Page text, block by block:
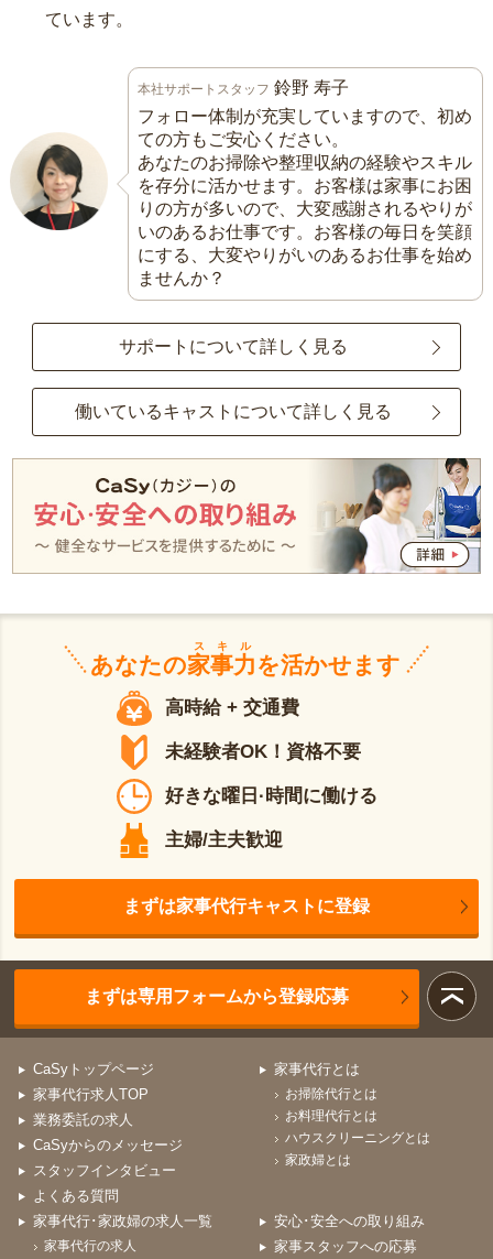
ています。
本社サポートスタッフ 鈴野 寿子
フォロー体制が充実していますので、初め
ての方もご安心ください。
あなたのお掃除や整理収納の経験やスキル
を存分に活かせます。お客様は家事にお困
りの方が多いので、大変感謝されるやりが
いのあるお仕事です。お客様の毎日を笑顔
にする、大変やりがいのあるお仕事を始め
ませんか？
サポートについて詳しく見る
働いているキャストについて詳しく見る
あなたの家事力
スキル
を活かせます
高時給 + 交通費
未経験者OK！資格不要
好きな曜日·時間に働ける
主婦/主夫歓迎
まずは家事代行キャストに登録
まずは専用フォームから登録応募
CaSyトップページ
家事代行求人TOP
業務委託の求人
CaSyからのメッセージ
スタッフインタビュー
よくある質問
家事代行とは
お掃除代行とは
お料理代行とは
ハウスクリーニングとは
家政婦とは
家事代行･家政婦の求人一覧
家事代行の求人
安心･安全への取り組み
家事スタッフへの応募